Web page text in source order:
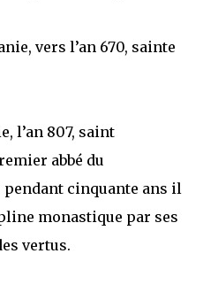
vers l’an 670, sainte
l’an 807, saint
abbé du
pendant cinquante ans il
monastique par ses
vertus.